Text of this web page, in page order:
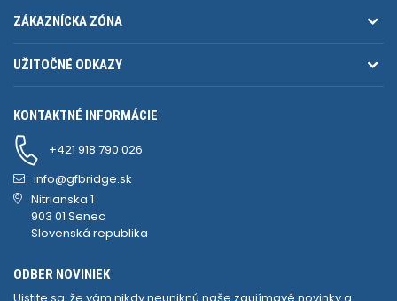
ZÁKAZNÍCKA ZÓNA
UŽITOČNÉ ODKAZY
KONTAKTNÉ INFORMÁCIE
+421 918 790 026
info@gfbridge.sk
Nitrianska 1
903 01 Senec
Slovenská republika
ODBER NOVINIEK
Uistite sa, že vám nikdy neuniknú naše zaujímavé novinky a